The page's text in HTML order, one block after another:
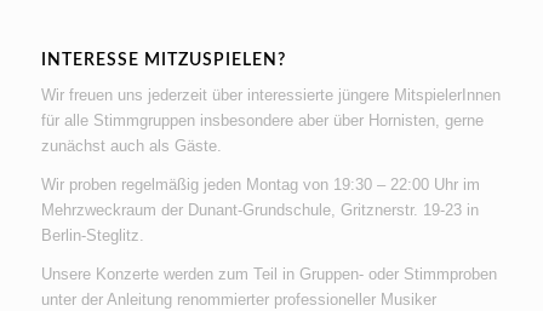
INTERESSE MITZUSPIELEN?
Wir freuen uns jederzeit über interessierte jüngere MitspielerInnen
für alle Stimmgruppen insbesondere aber über Hornisten, gerne
zunächst auch als Gäste.
Wir proben regelmäßig jeden Montag von 19:30 – 22:00 Uhr im
Mehrzweckraum der Dunant-Grundschule, Gritznerstr. 19-23 in
Berlin-Steglitz.
Unsere Konzerte werden zum Teil in Gruppen- oder Stimmproben
unter der Anleitung renommierter professioneller Musiker